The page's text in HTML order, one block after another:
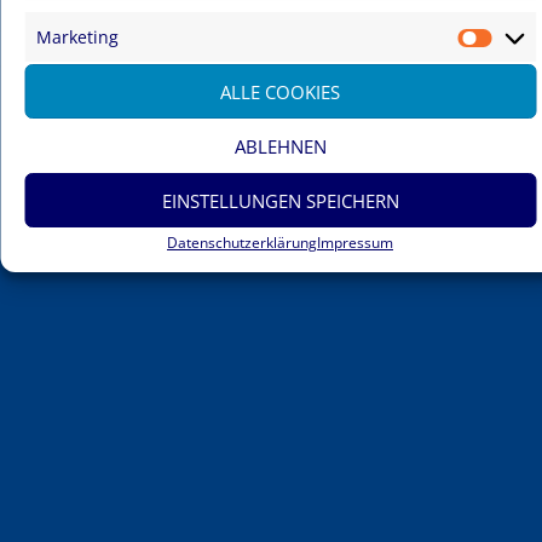
Marketing
ALLE COOKIES
ABLEHNEN
EINSTELLUNGEN SPEICHERN
DatenschutzerklärungImpressum
Datenschutzerklärung Cookie-Richtlinie (EU)
Intern
test
© 2017 Söderhof